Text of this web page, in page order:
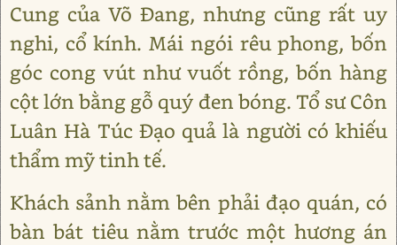
Cung của Võ Đang, nhưng cũng rất uy
nghi, cổ kính. Mái ngói rêu phong, bốn
góc cong vút như vuốt rồng, bốn hàng
cột lớn bằng gỗ quý đen bóng. Tổ sư Côn
Luân Hà Túc Đạo quả là người có khiếu
thẩm mỹ tinh tế.
Khách sảnh nằm bên phải đạo quán, có
bàn bát tiêu nằm trước một hương án